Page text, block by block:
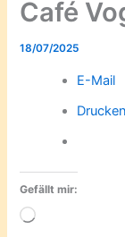
Café
18/07/2025
E-Mail
Drucken
Gefällt mir:
Wird